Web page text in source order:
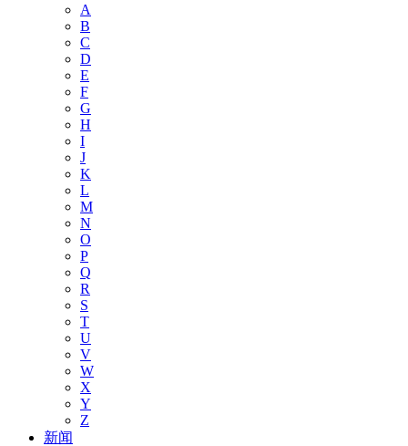
A
B
C
D
E
F
G
H
I
J
K
L
M
N
O
P
Q
R
S
T
U
V
W
X
Y
Z
新闻